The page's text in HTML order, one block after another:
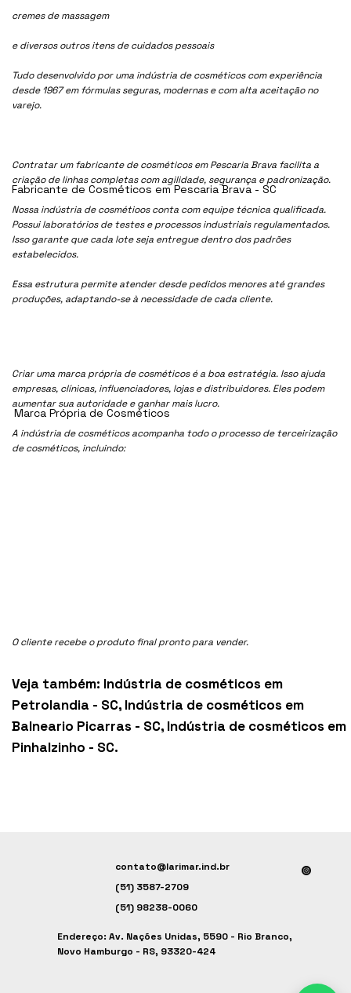
cremes de massagem
e diversos outros itens de cuidados pessoais
Tudo desenvolvido por uma indústria de cosméticos com experiência
desde 1967 em fórmulas seguras, modernas e com alta aceitação no
varejo.
Contratar um fabricante de cosméticos em Pescaria Brava facilita a
criação de linhas completas com agilidade, segurança e padronização.
Nossa indústria de cosmétioos conta com equipe técnica qualificada.
Possui laboratórios de testes e processos industriais regulamentados.
Isso garante que cada lote seja entregue dentro dos padrões
estabelecidos.
Essa estrutura permite atender desde pedidos menores até grandes
produções, adaptando-se à necessidade de cada cliente.
Criar uma marca própria de cosméticos é a boa estratégia. Isso ajuda
empresas, clínicas, influenciadores, lojas e distribuidores. Eles podem
aumentar sua autoridade e ganhar mais lucro.
A indústria de cosméticos acompanha todo o processo de terceirização
de cosméticos, incluindo:
O cliente recebe o produto final pronto para vender.
Veja também: Indústria de cosméticos em
Petrolandia - SC, Indústria de cosméticos em
Balneario Picarras - SC, Indústria de cosméticos em
Pinhalzinho - SC.
Fabricante de Cosméticos em Pescaria Brava - SC
Marca Própria de Cosméticos
contato@larimar.ind.br
(51) 3587-2709
(51) 98238-0060
Endereço: Av. Nações Unidas, 5590 - Rio Branco,
Novo Hamburgo - RS, 93320-424